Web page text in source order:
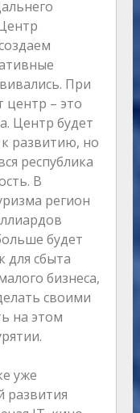
При
– это
Центр будет
развитию, но
республика
В
регион
будет
для сбыта
бизнеса,
своими
на этом
уже
развития